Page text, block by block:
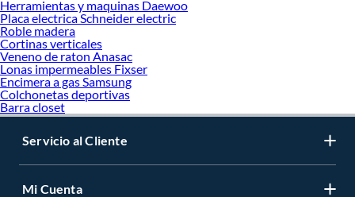
Herramientas y maquinas Daewoo
Placa electrica Schneider electric
Roble madera
Cortinas verticales
Veneno de raton Anasac
Lonas impermeables Fixser
Encimera a gas Samsung
Colchonetas deportivas
Barra closet
Servicio al Cliente
Mi Cuenta